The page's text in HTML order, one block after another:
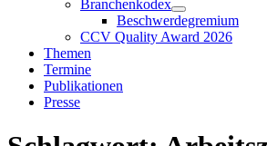
Branchenkodex
Beschwerdegremium
CCV Quality Award 2026
Themen
Termine
Publikationen
Presse